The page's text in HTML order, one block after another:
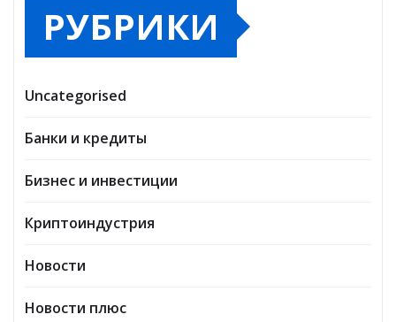
РУБРИКИ
Uncategorised
Банки и кредиты
Бизнес и инвестиции
Криптоиндустрия
Новости
Новости плюс